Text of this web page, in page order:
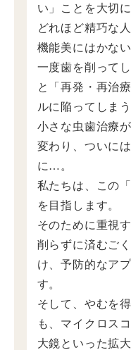
い」ことを大切
どれほど精巧な
機能美にはかない
一度歯を削って
と「再発・再治
ルに陥ってしま
小さな虫歯治療
変わり、ついに
に…。
私たちは、この
を目指します。
そのために重視
削らずに済むご
け、予防的なア
す。
そして、やむを
も、マイクロス
大鏡といった拡